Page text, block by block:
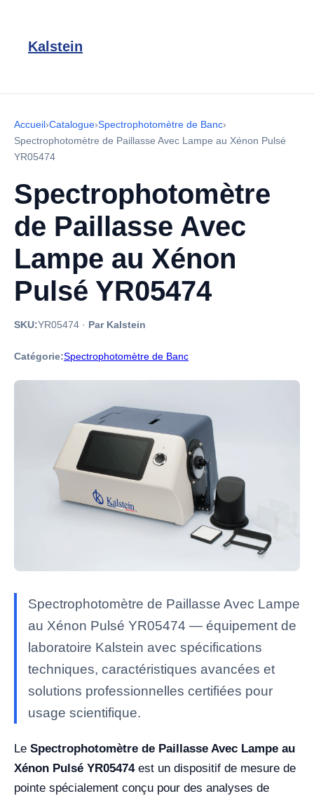
Kalstein
Accueil›Catalogue›Spectrophotomètre de Banc›
Spectrophotomètre de Paillasse Avec Lampe au Xénon Pulsé
YR05474
Spectrophotomètre
de Paillasse Avec
Lampe au Xénon
Pulsé YR05474
SKU:YR05474 · Par Kalstein
Catégorie:Spectrophotomètre de Banc
Spectrophotomètre de Paillasse Avec Lampe
au Xénon Pulsé YR05474 — équipement de
laboratoire Kalstein avec spécifications
techniques, caractéristiques avancées et
solutions professionnelles certifiées pour
usage scientifique.
Le Spectrophotomètre de Paillasse Avec Lampe au
Xénon Pulsé YR05474est un dispositif de mesure de
pointe spécialement conçu pour des analyses de